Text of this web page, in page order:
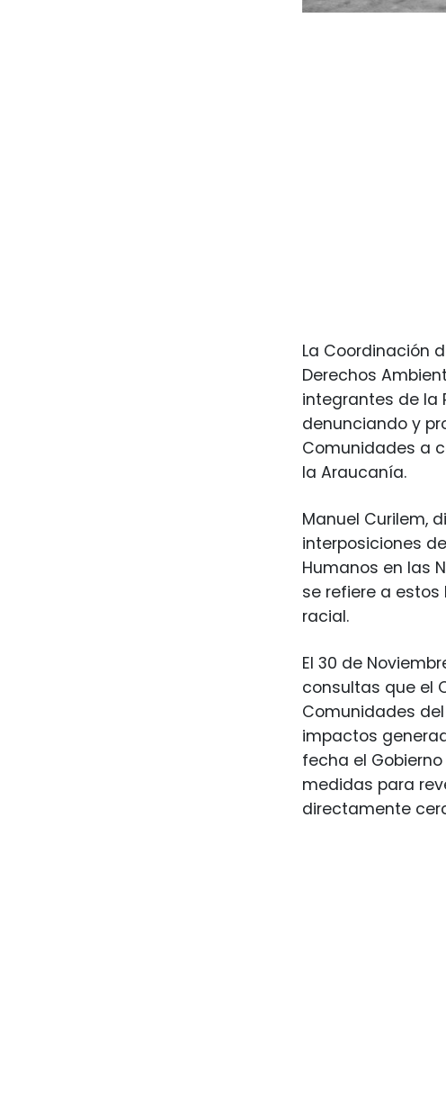
La Coordinación
Derechos
integrantes de la
denunciando y
Comunidades a
la Araucanía.
Manuel Curilem,
interposiciones
Humanos en las
se refiere a
racial.
El 30 de
consultas que el
Comunidades
impactos
fecha el
medidas para
directamente